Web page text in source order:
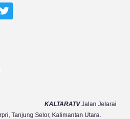
T
w
KALTARATVJalan Jelarai
Tanjung Selor, Kalimantan Utara.